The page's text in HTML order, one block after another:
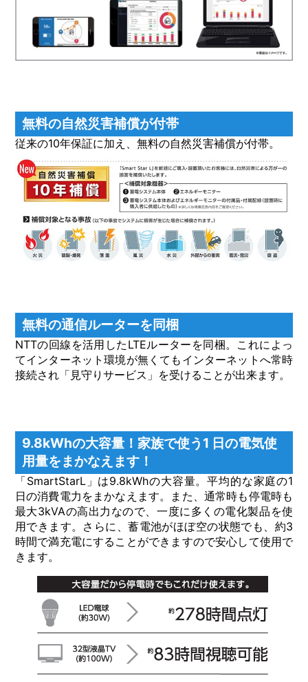
無料の自然災害補償が付帯
従来の10年保証に加え、無料の自然災害補償が付帯。
無料の通信ルーターを同梱
NTTの回線を活用したLTEルーターを同梱。これによっ
てインターネット環境が無くてもインターネットへ常時
接続され「見守りサービス」を受けることが出来ます。
9.8kWhの⼤容量！家族で使う1 ⽇の電気使
⽤量をまかなえます！
「SmartStarL」は9.8kWhの⼤容量。平均的な家庭の1
⽇の消費電⼒をまかなえます。また、通常時も停電時も
最⼤3kVAの⾼出⼒なので、⼀度に多くの電化製品を使
⽤できます。さらに、蓄電池がほぼ空の状態でも、約3
時間で満充電にすることができますので安⼼して使⽤で
きます。